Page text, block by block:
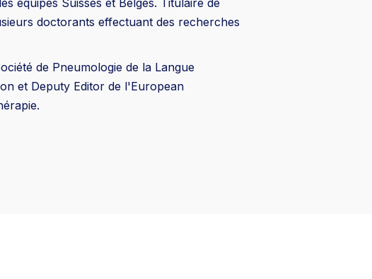
équipes Suisses et Belges. Titulaire de
doctorants effectuant des recherches
de Pneumologie de la Langue
et Deputy Editor de l'European